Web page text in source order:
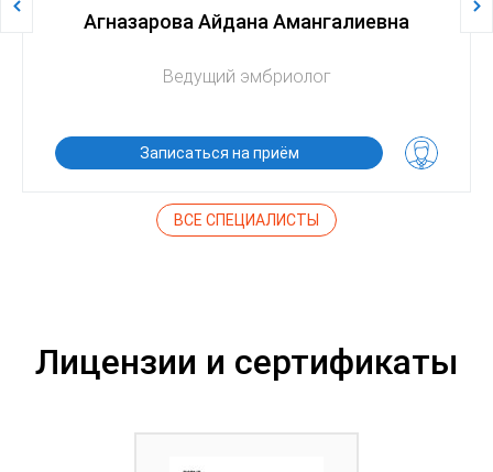
Агназарова Айдана Амангалиевна
Ведущий эмбриолог
Записаться на приём
ВСЕ СПЕЦИАЛИСТЫ
Лицензии и сертификаты